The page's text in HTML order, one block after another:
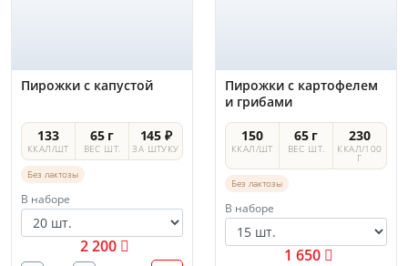
Пирожки с капустой
133
ККАЛ/ШТ
65 г
ВЕС ШТ.
145 ₽
ЗА ШТУКУ
Без лактозы
В наборе
2 200
Пирожки с картофелем
и грибами
150
ККАЛ/ШТ
65 г
ВЕС ШТ.
230
ККАЛ/100
Г
Без лактозы
В наборе
1 650